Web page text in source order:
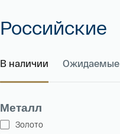
Российские
В наличии Ожидаемые
Металл
Золото